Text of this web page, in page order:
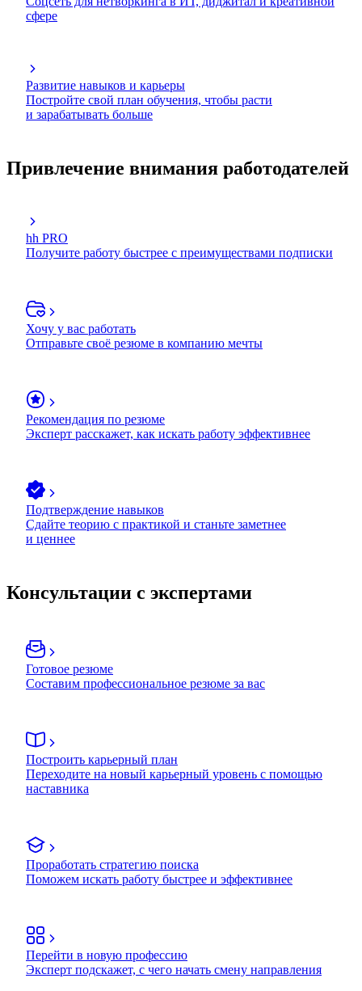
сфере
Развитие навыков и карьеры
Постройте свой план обучения, чтобы расти
и зарабатывать больше
Привлечение внимания работодателей
hh PRO
Получите работу быстрее с преимуществами подписки
Хочу у вас работать
Отправьте своё резюме в компанию мечты
Рекомендация по резюме
Эксперт расскажет, как искать работу эффективнее
Подтверждение навыков
Сдайте теорию с практикой и станьте заметнее
и ценнее
Консультации с экспертами
Готовое резюме
Составим профессиональное резюме за вас
Построить карьерный план
Переходите на новый карьерный уровень с помощью
наставника
Проработать стратегию поиска
Поможем искать работу быстрее и эффективнее
Перейти в новую профессию
Эксперт подскажет, с чего начать смену направления